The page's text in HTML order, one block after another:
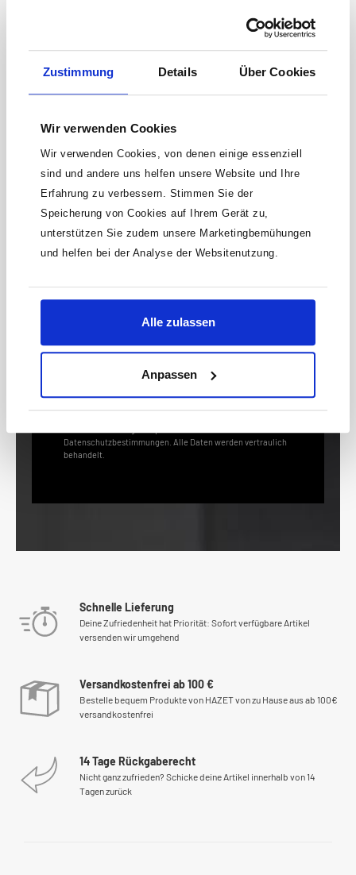
Zustimmung Details Über Cookies
Wir verwenden Cookies
Wir verwenden Cookies, von denen einige essenziell
sind und andere uns helfen unsere Website und Ihre
Erfahrung zu verbessern. Stimmen Sie der
Speicherung von Cookies auf Ihrem Gerät zu,
unterstützen Sie zudem unsere Marketingbemühungen
und helfen bei der Analyse der Websitenutzung.
Alle zulassen
Anpassen
VergleichUmweltbewusst:Umweltfreundliche Herstellung: ohne
Oberflächenbeschichtung.Keine allergischen Reaktionen durch
Keine Angebote mehr
verpassen!
15 € Gutschein* sichern!
Newsletter und erhalte Informationen zu
Aktionen und Rabatten frühzeitig. Sichere dir
zusätzlich einen 15€ Gutschein* für deinen
E-
anmelden
Datenschutzbestimmungen. Alle Daten werden vertraulich
behandelt.
Schnelle Lieferung
Deine Zufriedenheit hat Priorität: Sofort verfügbare Artikel
versenden wir umgehend
Versandkostenfrei ab 100 €
Bestelle bequem Produkte von HAZET von zu Hause aus ab 100€
versandkostenfrei
14 Tage Rückgaberecht
Nicht ganz zufrieden? Schicke deine Artikel innerhalb von 14
Tagen zurück